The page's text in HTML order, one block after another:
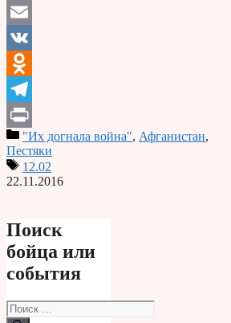
Email
VK
Odnoklassniki
Telegram
Print"Их догнала война", Афганистан,
Пестяки
12.02
22.11.2016
Поиск
бойца или
события
Поиск: